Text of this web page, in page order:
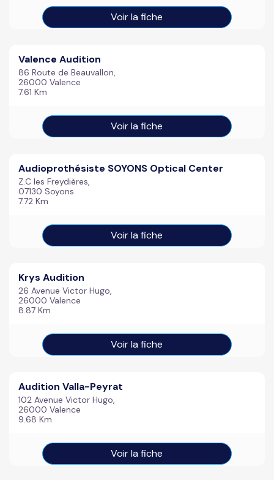
Voir la fiche
Valence Audition
86 Route de Beauvallon,
26000 Valence
7.61 Km
Voir la fiche
Audioprothésiste SOYONS Optical Center
Z.C les Freydières,
07130 Soyons
7.72 Km
Voir la fiche
Krys Audition
26 Avenue Victor Hugo,
26000 Valence
8.87 Km
Voir la fiche
Audition Valla-Peyrat
102 Avenue Victor Hugo,
26000 Valence
9.68 Km
Voir la fiche